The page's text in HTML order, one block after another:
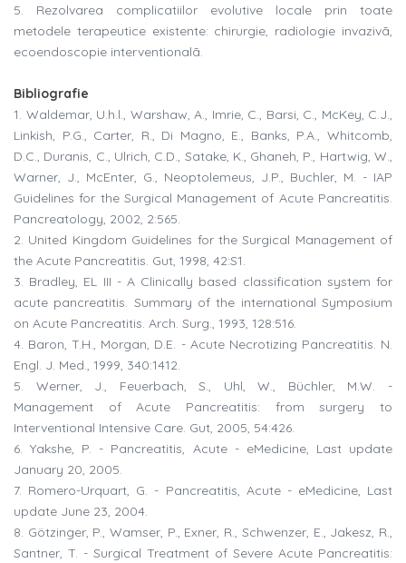
5. Rezolvarea complicatiilor evolutive locale prin toate
metodele terapeutice existente: chirurgie, radiologie invazivã,
ecoendoscopie interventionalã.
Bibliografie
1. Waldemar, U.h.l., Warshaw, A., Imrie, C., Barsi, C., McKey, C.J.,
Linkish, P.G., Carter, R., Di Magno, E., Banks, P.A., Whitcomb,
D.C., Duranis, C., Ulrich, C.D., Satake, K., Ghaneh, P., Hartwig, W.,
Warner, J., McEnter, G., Neoptolemeus, J.P., Buchler, M. - IAP
Guidelines for the Surgical Management of Acute Pancreatitis.
Pancreatology, 2002, 2:565.
2. United Kingdom Guidelines for the Surgical Management of
the Acute Pancreatitis. Gut, 1998, 42:S1.
3. Bradley, EL III - A Clinically based classification system for
acute pancreatitis. Summary of the international Symposium
on Acute Pancreatitis. Arch. Surg., 1993, 128:516.
4. Baron, T.H., Morgan, D.E. - Acute Necrotizing Pancreatitis. N.
Engl. J. Med., 1999, 340:1412.
5. Werner, J., Feuerbach, S., Uhl, W., Büchler, M.W. -
Management of Acute Pancreatitis: from surgery to
Interventional Intensive Care. Gut, 2005, 54:426.
6. Yakshe, P. - Pancreatitis, Acute - eMedicine, Last update
January 20, 2005.
7. Romero-Urquart, G. - Pancreatitis, Acute - eMedicine, Last
update June 23, 2004.
8. Götzinger, P., Wamser, P., Exner, R., Schwenzer, E., Jakesz, R.,
Santner, T. - Surgical Treatment of Severe Acute Pancreatitis: